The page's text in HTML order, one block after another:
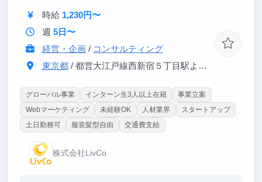
時給 1,230円〜
週 5日〜
経営・企画/ コンサルティング
東京都/ 都営大江戸線西新宿５丁目駅より徒歩３分、JR新宿駅より徒歩2
グローバル事業 インターン生3人以上在籍
事業立案
Webマーケティング
未経験OK 人材業界
スタートアップ
土日勤務可
服装髪型自由 交通費支給
株式会社LivCo